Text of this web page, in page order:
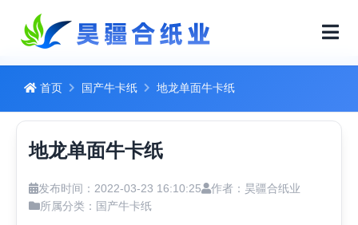
首页 国产牛卡纸 地龙单面牛卡纸
地龙单面牛卡纸
发布时间：2022-03-23 16:10:25
作者：昊疆合纸业
所属分类： 国产牛卡纸